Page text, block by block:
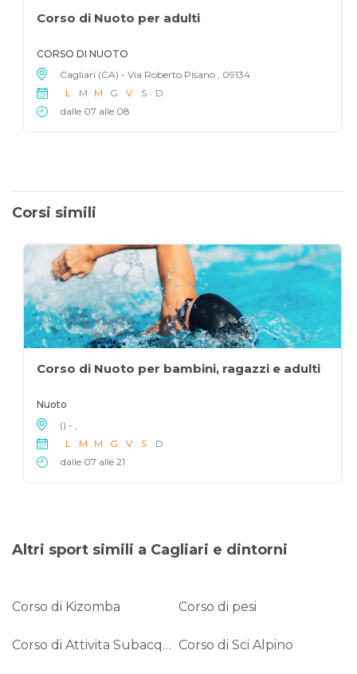
Corso di Nuoto per adulti
CORSO DI NUOTO
Cagliari (CA) - Via Roberto Pisano , 09134
L
M M G V S
D
dalle 07 alle 08
Corsi simili
Corso di Nuoto per bambini, ragazzi e adulti
Nuoto
() - ,
L
M M G V S
D
dalle 07 alle 21
Altri sport simili a Cagliari e dintorni
Corso di Kizomba Corso di pesi
Corso di Attivita Subacquee Corso di Sci Alpino